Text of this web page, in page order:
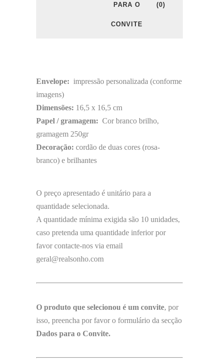
PARA O
CONVITE
(0)
Envelope: impressão personalizada (conforme
imagens)
Dimensões: 16,5 x 16,5 cm
Papel / gramagem: Cor branco brilho,
gramagem 250gr
Decoração: cordão de duas cores (rosa-
branco) e brilhantes
O preço apresentado é unitário para a
quantidade selecionada.
A quantidade mínima exigida são 10 unidades,
caso pretenda uma quantidade inferior por
favor contacte-nos via email
geral@realsonho.com
O produto que selecionou é um convite, por
isso, preencha por favor o formulário da secção
Dados para o Convite.